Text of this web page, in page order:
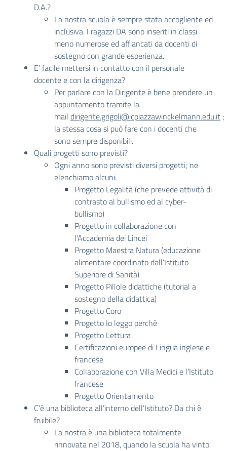
D.A.?
La nostra scuola è sempre stata accogliente ed
inclusiva. I ragazzi DA sono inseriti in classi
meno numerose ed affiancati da docenti di
sostegno con grande esperienza.
E’ facile mettersi in contatto con il personale
docente e con la dirigenza?
Per parlare con la Dirigente è bene prendere un
appuntamento tramite la
mail dirigente.grigoli@icpiazzawinckelmann.edu.it ;
la stessa cosa si può fare con i docenti che
sono sempre disponibili.
Quali progetti sono previsti?
Ogni anno sono previsti diversi progetti; ne
elenchiamo alcuni:
Progetto Legalità (che prevede attività di
contrasto al bullismo ed al cyber-
bullismo)
Progetto in collaborazione con
l’Accademia dei Lincei
Progetto Maestra Natura (educazione
alimentare coordinato dall’Istituto
Superiore di Sanità)
Progetto Pillole didattiche (tutorial a
sostegno della didattica)
Progetto Coro
Progetto Io leggo perchè
Progetto Lettura
Certificazioni europee di Lingua inglese e
francese
Collaborazione con Villa Medici e l’Istituto
francese
Progetto Orientamento
C’è una biblioteca all’interno dell’Istituto? Da chi è
fruibile?
La nostra è una biblioteca totalmente
rinnovata nel 2018, quando la scuola ha vinto